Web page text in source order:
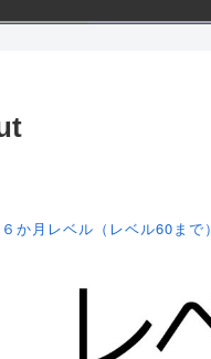
か月レベル（レベル60まで）